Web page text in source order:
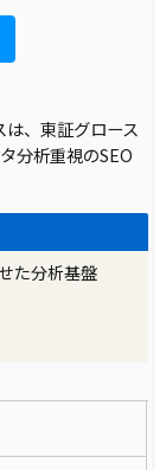
、東証グロース
分析重視のSEO
た分析基盤